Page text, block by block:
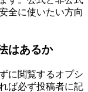
全に使いたい方向
はあるか
に閲覧するオプシ
ば必ず投稿者に記